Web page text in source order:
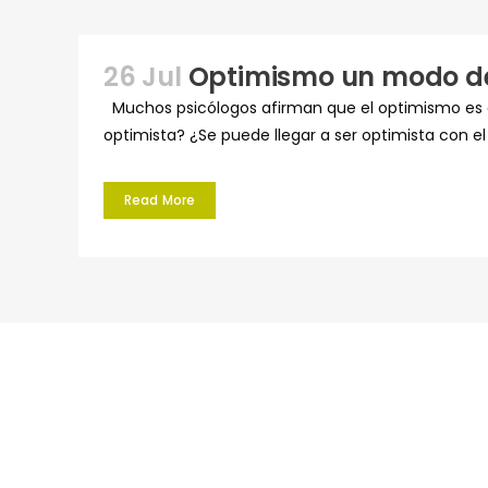
26 Jul Optimismo un modo
Muchos psicólogos afirman que el optimismo
optimista? ¿Se puede llegar a ser optimista con
Read More